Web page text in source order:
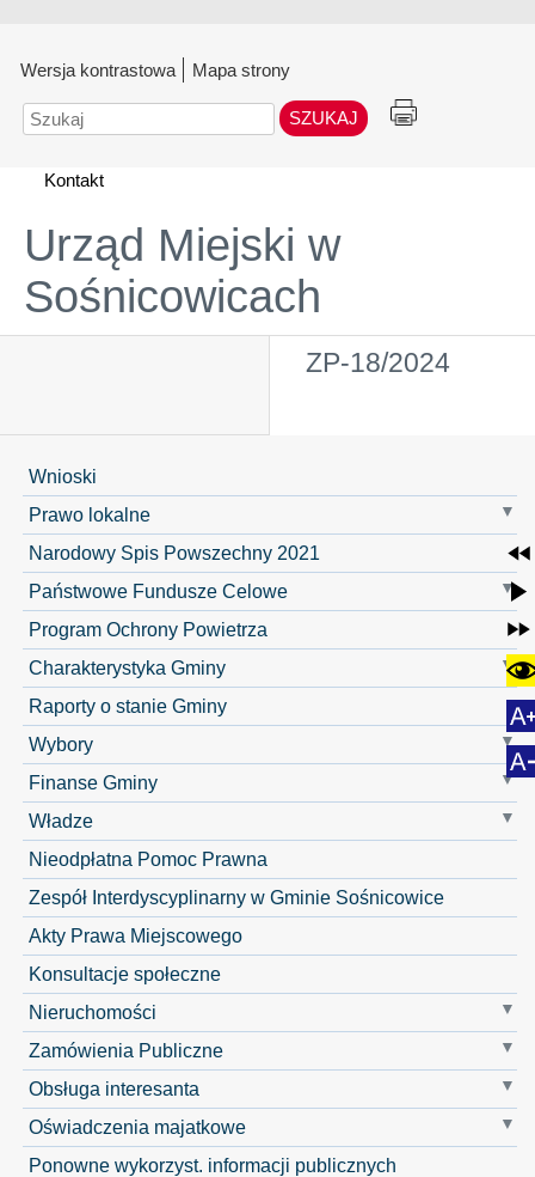
Wersja kontrastowa Mapa strony
Szukaj
Kontakt
Urząd Miejski w
Sośnicowicach
ZP-18/2024
Wnioski
Prawo lokalne
Narodowy Spis Powszechny 2021
Państwowe Fundusze Celowe
Program Ochrony Powietrza
Charakterystyka Gminy
Raporty o stanie Gminy
Wybory
Finanse Gminy
Władze
Nieodpłatna Pomoc Prawna
Zespół Interdyscyplinarny w Gminie Sośnicowice
Akty Prawa Miejscowego
Konsultacje społeczne
Nieruchomości
Zamówienia Publiczne
Obsługa interesanta
Oświadczenia majatkowe
Ponowne wykorzyst. informacji publicznych